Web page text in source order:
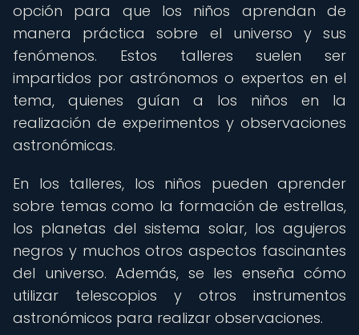
opción para que los niños aprendan de
manera práctica sobre el universo y sus
fenómenos. Estos talleres suelen ser
impartidos por astrónomos o expertos en el
tema, quienes guían a los niños en la
realización de experimentos y observaciones
astronómicas.
En los talleres, los niños pueden aprender
sobre temas como la formación de estrellas,
los planetas del sistema solar, los agujeros
negros y muchos otros aspectos fascinantes
del universo. Además, se les enseña cómo
utilizar telescopios y otros instrumentos
astronómicos para realizar observaciones.